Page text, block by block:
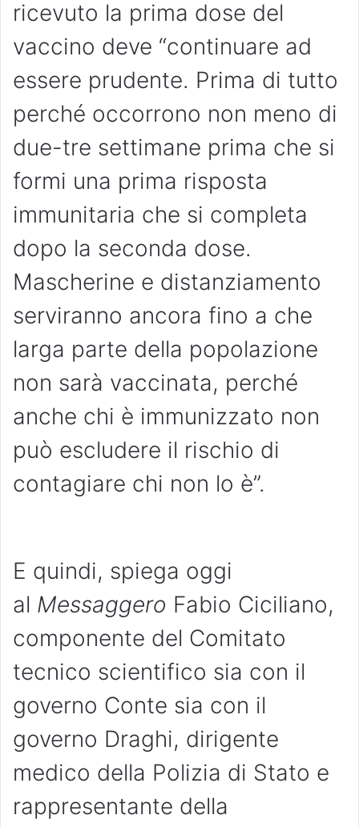
ricevuto la prima dose del
vaccino deve “continuare ad
essere prudente. Prima di tutto
perché occorrono non meno di
due-tre settimane prima che si
formi una prima risposta
immunitaria che si completa
dopo la seconda dose.
Mascherine e distanziamento
serviranno ancora fino a che
larga parte della popolazione
non sarà vaccinata, perché
anche chi è immunizzato non
può escludere il rischio di
contagiare chi non lo è”.
E quindi, spiega oggi
al Messaggero Fabio Ciciliano,
componente del Comitato
tecnico scientifico sia con il
governo Conte sia con il
governo Draghi, dirigente
medico della Polizia di Stato e
rappresentante della